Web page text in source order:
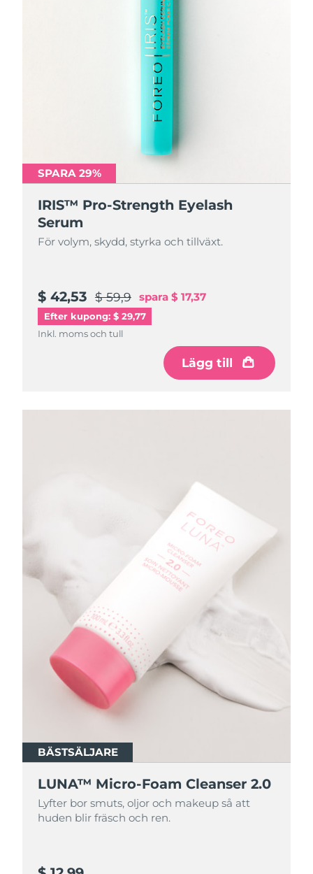
SPARA 29%
IRIS™ Pro-Strength Eyelash
Serum
För volym, skydd, styrka och tillväxt.
$ 42,53 $ 59,9 spara $ 17,37
Efter kupong: $ 29,77
Inkl. moms och tull
Lägg till
BÄSTSÄLJARE
LUNA™ Micro-Foam Cleanser 2.0
Lyfter bor smuts, oljor och makeup så att
huden blir fräsch och ren.
BÄSTSÄLJARE
LUNA™ Micro-Foam Cleanser 2.0
Lyfter bor smuts, oljor och makeup så att
huden blir fräsch och ren.